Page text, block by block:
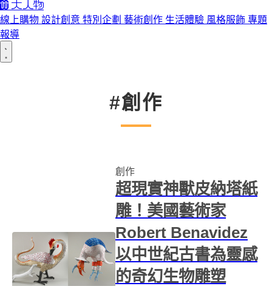
線上購物 設計創意 特別企劃 藝術創作 生活體驗 風格服飾 專題
報導
#創作
創作
超現實神獸皮納塔紙
雕！美國藝術家
Robert Benavidez
以中世紀古書為靈感
的奇幻生物雕塑